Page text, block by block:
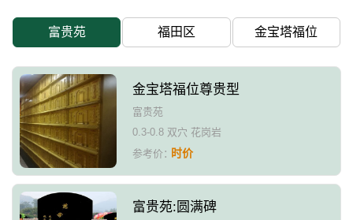
富贵苑 福田区 金宝塔福位
金宝塔福位尊贵型
富贵苑
0.3-0.8 双穴 花岗岩
参考价：时价
富贵苑:圆满碑